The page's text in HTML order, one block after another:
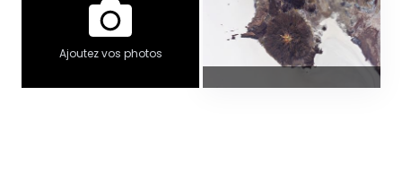
Ajoutez vos photos